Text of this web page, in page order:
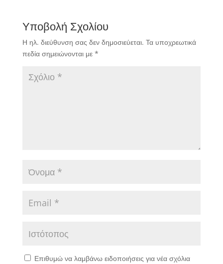
Υποβολή Σχολίου
Η ηλ. διεύθυνση σας δεν δημοσιεύεται. Τα υποχρεωτικά
πεδία σημειώνονται με *
Επιθυμώ να λαμβάνω ειδοποιήσεις για νέα σχόλια